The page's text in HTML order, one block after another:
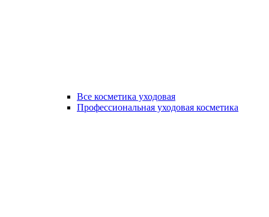
Все косметика уходовая
Профессиональная уходовая косметика